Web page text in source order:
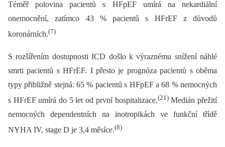
Téměř polovina pacientů s HFpEF umírá na nekardiální
onemocnění, zatímco 43 % pacientů s HFrEF z důvodů
koronárních.(7)
S rozšířením dostupnosti ICD došlo k výraznému snížení náhlé
smrti pacientů s HFrEF. I přesto je prognóza pacientů s oběma
typy přibližně stejná: 65 % pacientů s HFpEF a 68 % nemocných
s HFrEF umírá do 5 let od první hospitalizace.(21)Medián přežití
nemocných dependentních na inotropikách ve funkční třídě
NYHA IV, stage D je 3,4 měsíce.(8)